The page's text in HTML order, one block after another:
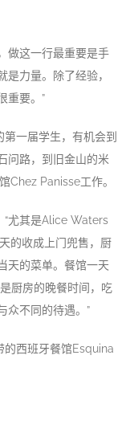
做这一行最重要是手
力量。除了经验，
重要。”
一届学生，有机会到
问路，到旧金山的米
Chez Panisse工作。
“尤其是Alice Waters
的收成上门兜售，厨
天的菜单。餐馆一天
厨房的晚餐时间，吃
众不同的待遇。”
的西班牙餐馆Esquina